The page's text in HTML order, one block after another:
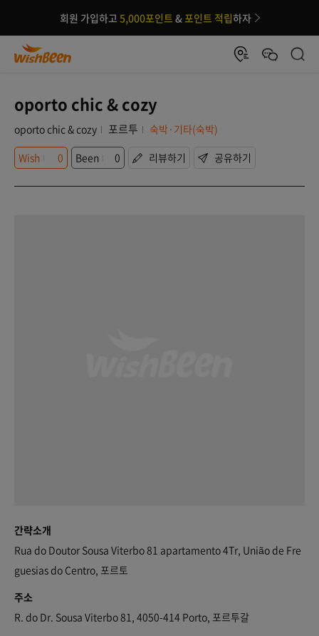
회원 가입하고 5,000포인트 &포인트 적립하자
oporto chic & cozy
oporto chic & cozy 포르투
숙박·기타(숙박)
Wish
0 Been 0 리뷰하기 공유하기
간략소개
Rua do Doutor Sousa Viterbo 81 apartamento 4Tr, União de Fre
guesias do Centro, 포르토
주소
R. do Dr. Sousa Viterbo 81, 4050-414 Porto, 포르투갈